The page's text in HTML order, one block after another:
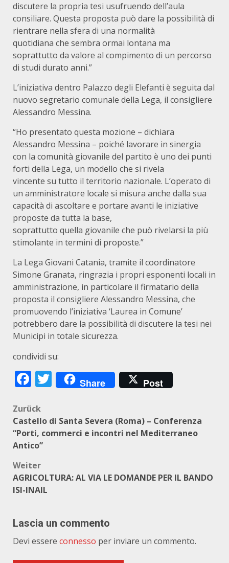
discutere la propria tesi usufruendo dell’aula
consiliare. Questa proposta può dare la possibilità di
rientrare nella sfera di una normalità
quotidiana che sembra ormai lontana ma
soprattutto da valore al compimento di un percorso
di studi durato anni.”
L’iniziativa dentro Palazzo degli Elefanti è seguita dal
nuovo segretario comunale della Lega, il consigliere
Alessandro Messina.
“Ho presentato questa mozione – dichiara
Alessandro Messina – poiché lavorare in sinergia
con la comunità giovanile del partito è uno dei punti
forti della Lega, un modello che si rivela
vincente su tutto il territorio nazionale. L’operato di
un amministratore locale si misura anche dalla sua
capacità di ascoltare e portare avanti le iniziative
proposte da tutta la base,
soprattutto quella giovanile che può rivelarsi la più
stimolante in termini di proposte.”
La Lega Giovani Catania, tramite il coordinatore
Simone Granata, ringrazia i propri esponenti locali in
amministrazione, in particolare il firmatario della
proposta il consigliere Alessandro Messina, che
promuovendo l’iniziativa ‘Laurea in Comune’
potrebbero dare la possibilità di discutere la tesi nei
Municipi in totale sicurezza.
condividi su:
Facebook
Twitter
Share Post
Beitragsnavigation
Zurück
Castello di Santa Severa (Roma) – Conferenza
“Porti, commerci e incontri nel Mediterraneo
Antico”
Weiter
AGRICOLTURA: AL VIA LE DOMANDE PER IL BANDO
ISI-INAIL
Lascia un commento
Devi essere connesso per inviare un commento.